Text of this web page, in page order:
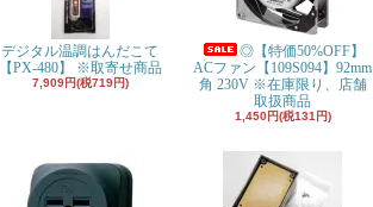
デジタル温調はんだこて
【PX-480】 ※取寄せ商品
7,909円(税719円)
◎【特価50%OFF】
ACファン【109S094】92mm
角 230V ※在庫限り、店舗
取扱商品
1,450円(税131円)